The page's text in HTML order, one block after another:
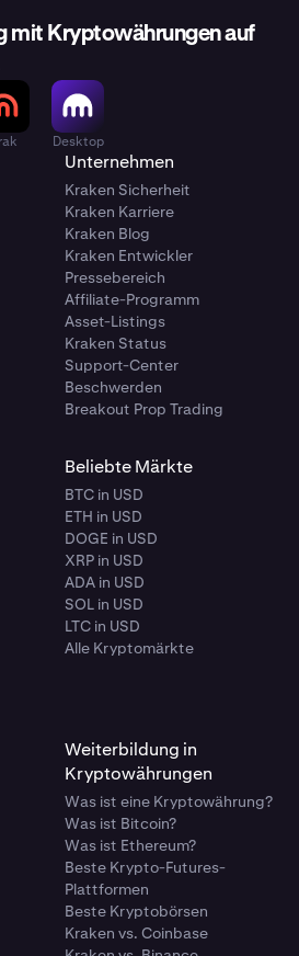
mit Kryptowährungen auf
Desktop
Unternehmen
Kraken Sicherheit
Kraken Karriere
Kraken Blog
Kraken Entwickler
Pressebereich
Affiliate-Programm
Asset-Listings
Kraken Status
Support-Center
Beschwerden
Breakout Prop Trading
Beliebte Märkte
BTC in USD
ETH in USD
DOGE in USD
XRP in USD
ADA in USD
SOL in USD
LTC in USD
Alle Kryptomärkte
Weiterbildung in
Kryptowährungen
Was ist eine Kryptowährung?
Was ist Bitcoin?
Was ist Ethereum?
Beste Krypto-Futures-
Plattformen
Beste Kryptobörsen
Kraken vs. Coinbase